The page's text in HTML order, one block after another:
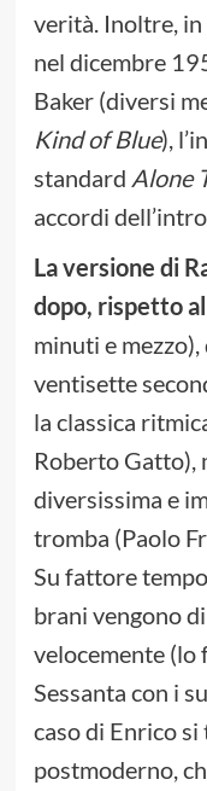
verità. Inoltre,
nel dicembre
Baker (diversi
Kind of Blue),
standard Alone
accordi
La versione di
dopo, rispetto
minuti e
ventisette
la classica
Roberto Gatto),
diversissima e
tromba (Paolo
Su fattore
brani vengono
velocemente (lo
Sessanta con i
caso di Enrico
postmoderno,